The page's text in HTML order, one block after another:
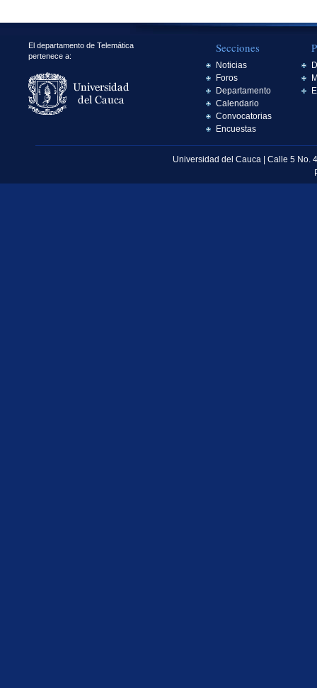
El departamento de Telemática
pertenece a:
Secciones
Noticias
Foros
Departamento
Calendario
Convocatorias
Encuestas
Universidad del Cauca | Calle 5 No.